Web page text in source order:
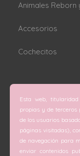
Animales Reborn
Accesorios
Cochecitos
C/ San Vicente
C/ Doctor Melis
Teléfono
Esta web,
propias y de terceros
de los usuarios
páginas visitadas),
de navegación para
enviar contenidos